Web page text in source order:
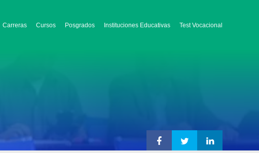
Carreras Cursos Posgrados Instituciones Educativas Test Vocacional